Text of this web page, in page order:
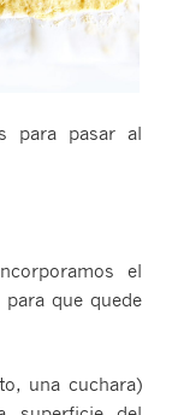
para pasar al
el
que quede
una cuchara)